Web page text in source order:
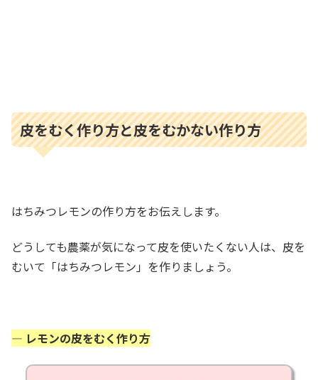
皮をむく作り方と皮をむかない作り方
はちみつレモンの作り方をお伝えします。
どうしても農薬が気になって皮を使いたくない人は、皮を
むいて「はちみつレモン」を作りましょう。
— レモンの皮をむく作り方